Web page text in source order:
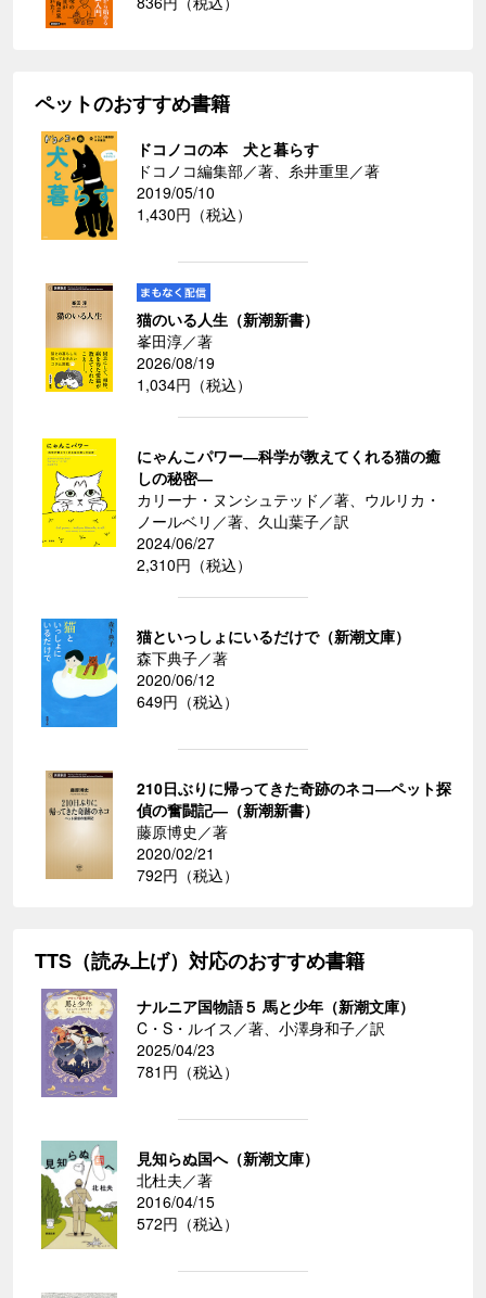
ペットのおすすめ書籍
ドコノコの本 犬と暮らす
ドコノコ編集部／著、糸井重里／著
2019/05/10
1,430円（税込）
猫のいる人生（新潮新書）
峯田淳／著
2026/08/19
1,034円（税込）
にゃんこパワー―科学が教えてくれる猫の癒
しの秘密―
カリーナ・ヌンシュテッド／著、ウルリカ・
ノールベリ／著、久山葉子／訳
2024/06/27
2,310円（税込）
猫といっしょにいるだけで（新潮文庫）
森下典子／著
2020/06/12
649円（税込）
210日ぶりに帰ってきた奇跡のネコ―ペット探
偵の奮闘記―（新潮新書）
藤原博史／著
2020/02/21
792円（税込）
TTS（読み上げ）対応のおすすめ書籍
ナルニア国物語５ 馬と少年（新潮文庫）
C・S・ルイス／著、小澤身和子／訳
2025/04/23
781円（税込）
見知らぬ国へ（新潮文庫）
北杜夫／著
2016/04/15
572円（税込）